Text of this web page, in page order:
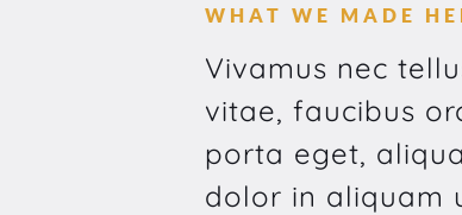
WHAT WE MADE
Vivamus nec
vitae, faucibus
porta eget,
dolor in aliquam